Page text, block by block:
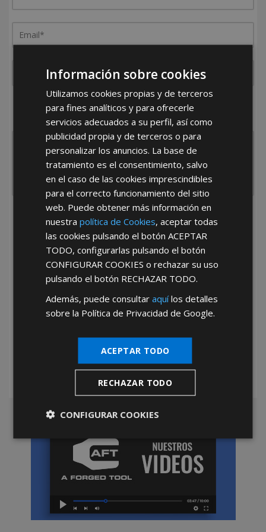
¿De dónde es la empresa?
España
Portugal Otros
He leído y acepto la Política de Privacidad
*Abstenerse particulares, sólo venta a tiendas y empresas minoristas y
Información sobre cookies
Utilizamos cookies propias y de terceros
para fines analíticos y para ofrecerle
servicios adecuados a su perfil, así como
publicidad propia y de terceros o para
personalizar los anuncios. La base de
tratamiento es el consentimiento, salvo
en el caso de las cookies imprescindibles
para el correcto funcionamiento del sitio
web. Puede obtener más información en
nuestrapolítica de Cookies, aceptar todas
las cookies pulsando el botónACEPTAR
TODO, configurarlas pulsando el botón
CONFIGURAR COOKIES o rechazar su uso
pulsando el botón RECHAZAR TODO.
Además, puede consultaraquílos detalles
sobre la Política de Privacidad de Google.
ACEPTAR TODO
RECHAZAR TODO
CONFIGURAR COOKIES